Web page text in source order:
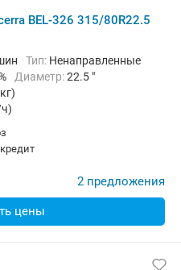
BEL-326 315/80R22.5
Тип: Ненаправленные
Диаметр:22.5 "
2 предложения
цены